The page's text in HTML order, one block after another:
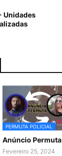
Unidades
PERMUTA POLICIAL
Anúncio Permuta
Fevereiro 25, 2024